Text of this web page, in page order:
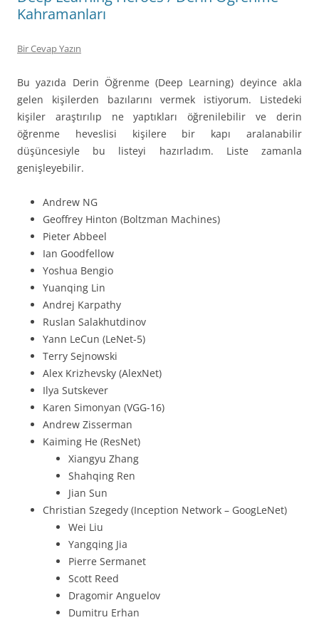
Kahramanları
Bir Cevap Yazın
Bu yazıda Derin Öğrenme (Deep Learning) deyince akla
gelen kişilerden bazılarını vermek istiyorum. Listedeki
kişiler araştırılıp ne yaptıkları öğrenilebilir ve derin
öğrenme heveslisi kişilere bir kapı aralanabilir
düşüncesiyle bu listeyi hazırladım. Liste zamanla
genişleyebilir.
Andrew NG
Geoffrey Hinton (Boltzman Machines)
Pieter Abbeel
Ian Goodfellow
Yoshua Bengio
Yuanqing Lin
Andrej Karpathy
Ruslan Salakhutdinov
Yann LeCun (LeNet-5)
Terry Sejnowski
Alex Krizhevsky (AlexNet)
Ilya Sutskever
Karen Simonyan (VGG-16)
Andrew Zisserman
Kaiming He (ResNet)
Xiangyu Zhang
Shahqing Ren
Jian Sun
Christian Szegedy (Inception Network – GoogLeNet)
Wei Liu
Yangqing Jia
Pierre Sermanet
Scott Reed
Dragomir Anguelov
Dumitru Erhan